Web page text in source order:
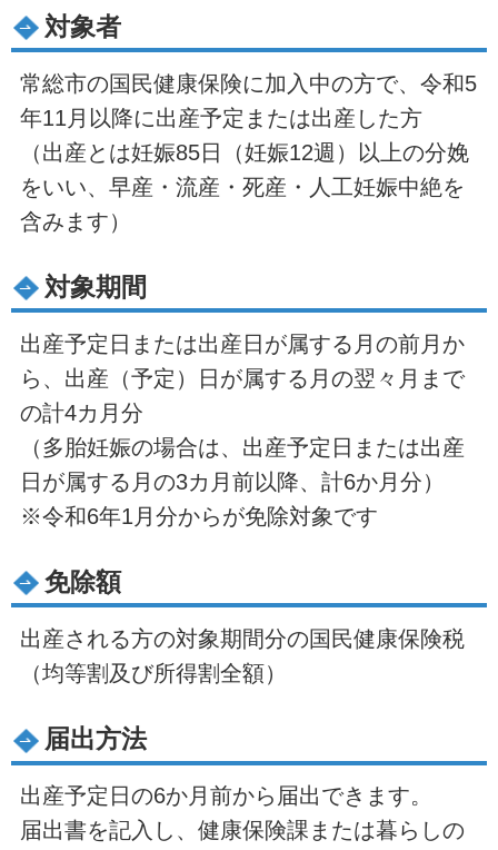
対象者
常総市の国民健康保険に加入中の方で、令和5
年11月以降に出産予定または出産した方
（出産とは妊娠85日（妊娠12週）以上の分娩
をいい、早産・流産・死産・人工妊娠中絶を
含みます）
対象期間
出産予定日または出産日が属する月の前月か
ら、出産（予定）日が属する月の翌々月まで
の計4カ月分
（多胎妊娠の場合は、出産予定日または出産
日が属する月の3カ月前以降、計6か月分）
※令和6年1月分からが免除対象です
免除額
出産される方の対象期間分の国民健康保険税
（均等割及び所得割全額）
届出方法
出産予定日の6か月前から届出できます。
届出書を記入し、健康保険課または暮らしの